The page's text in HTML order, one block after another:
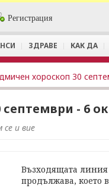
Регистрация
ЗДРАВЕ КАК ДА
хороскоп 30
- 6
се и вие
Възходящата
продължава, което